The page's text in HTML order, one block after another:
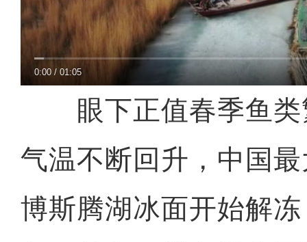
0:00 /01:05
眼下正值春季鱼类
气温不断回升，中国
博斯腾湖冰面开始解